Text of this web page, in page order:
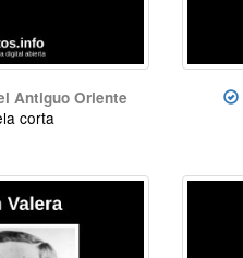
Antiguo Oriente
corta